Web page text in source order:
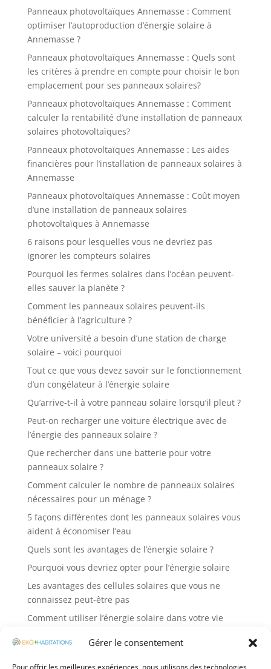
Gérer le consentement
Pour offrir les meilleures expériences, nous utilisons des technologies
Panneaux photovoltaïques Annemasse : Comment
optimiser l’autoproduction d’énergie solaire à
Annemasse ?
Panneaux photovoltaïques Annemasse : Quels sont
les critères à prendre en compte pour choisir le bon
emplacement pour ses panneaux solaires?
Panneaux photovoltaïques Annemasse : Comment
calculer la rentabilité d’une installation de panneaux
solaires photovoltaïques?
Panneaux photovoltaïques Annemasse : Les aides
financières pour l’installation de panneaux solaires à
Annemasse
Panneaux photovoltaïques Annemasse : Coût moyen
d’une installation de panneaux solaires
photovoltaïques à Annemasse
6 raisons pour lesquelles vous ne devriez pas
ignorer les compteurs solaires
Pourquoi les fermes solaires dans l’océan peuvent-
elles sauver la planète ?
Comment les panneaux solaires peuvent-ils
bénéficier à l’agriculture ?
Votre université a besoin d’une station de charge
solaire – voici pourquoi
Tout ce que vous devez savoir sur le fonctionnement
d’un congélateur à l’énergie solaire
Qu’arrive-t-il à votre panneau solaire lorsqu’il pleut ?
Peut-on recharger une voiture électrique avec de
l’énergie des panneaux solaire ?
Que rechercher dans une batterie pour votre
panneaux solaire ?
Comment calculer le nombre de panneaux solaires
nécessaires pour un ménage ?
5 façons différentes dont les panneaux solaires vous
aident à économiser l’eau
Quels sont les avantages de l’énergie solaire ?
Pourquoi vous devriez opter pour l’énergie solaire
Les avantages des cellules solaires que vous ne
connaissez peut-être pas
Comment utiliser l’énergie solaire dans votre vie
Étapes du dépannage d’un panneau solaire